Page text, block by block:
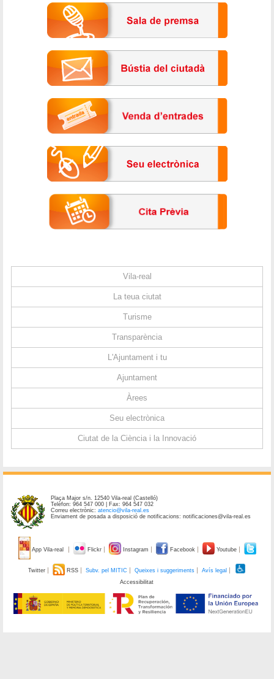
Vila-real
La teua ciutat
Turisme
Transparència
L'Ajuntament i tu
Ajuntament
Àrees
Seu electrònica
Ciutat de la Ciència i la Innovació
Plaça Major s/n. 12540 Vila-real (Castelló)
Telèfon: 964 547 000 | Fax: 964 547 032
Correu electrònic:atencio@vila-real.es
Enviament de posada a disposició de notificacions: notificaciones@vila-real.es
App Vila-real Flickr Instagram Facebook Youtube
Twitter RSS Subv. pel MITIC Queixes i suggeriments
Avís legal
Accessibilitat